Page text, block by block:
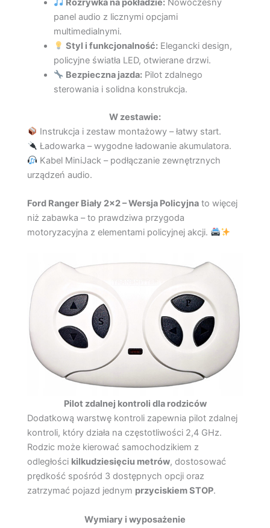
Rozrywka na pokładzie: Nowoczesny
panel audio z licznymi opcjami
multimedialnymi.
Styl i funkcjonalność: Elegancki design,
policyjne światła LED, otwierane drzwi.
Bezpieczna jazda: Pilot zdalnego
sterowania i solidna konstrukcja.
W zestawie:
Instrukcja i zestaw montażowy – łatwy start.
Ładowarka – wygodne ładowanie akumulatora.
Kabel MiniJack – podłączanie zewnętrznych
urządzeń audio.
Ford Ranger Biały 2×2 – Wersja Policyjna to więcej
niż zabawka – to prawdziwa przygoda
motoryzacyjna z elementami policyjnej akcji.
Pilot zdalnej kontroli dla rodziców
Dodatkową warstwę kontroli zapewnia pilot zdalnej
kontroli, który działa na częstotliwości 2,4 GHz.
Rodzic może kierować samochodzikiem z
odległości kilkudziesięciu metrów, dostosować
prędkość spośród 3 dostępnych opcji oraz
zatrzymać pojazd jednym przyciskiem STOP.
Wymiary i wyposażenie